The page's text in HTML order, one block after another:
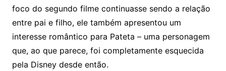
foco do segundo filme continuasse sendo a relação
entre pai e filho, ele também apresentou um
interesse romântico para Pateta – uma personagem
que, ao que parece, foi completamente esquecida
pela Disney desde então.